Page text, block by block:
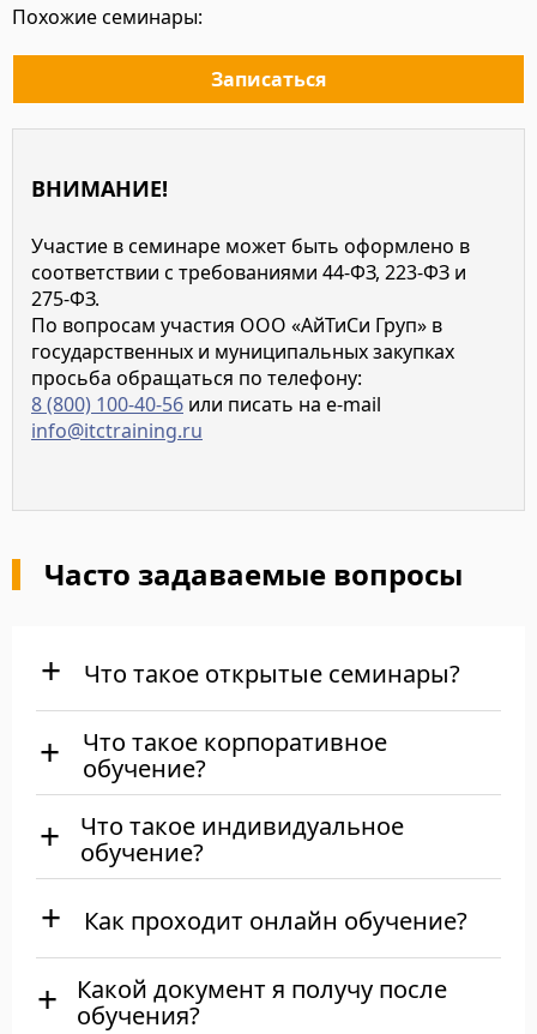
Похожие семинары:
Записаться
ВНИМАНИЕ!
Участие в семинаре может быть оформлено в
соответствии с требованиями 44-ФЗ, 223-ФЗ и
275-ФЗ.
По вопросам участия ООО «АйТиСи Груп» в
государственных и муниципальных закупках
просьба обращаться по телефону:
8 (800) 100-40-56 или писать на e-mail
info@itctraining.ru
Часто задаваемые вопросы
Что такое открытые семинары?
Что такое корпоративное
обучение?
Что такое индивидуальное
обучение?
Как проходит онлайн обучение?
Какой документ я получу после
обучения?